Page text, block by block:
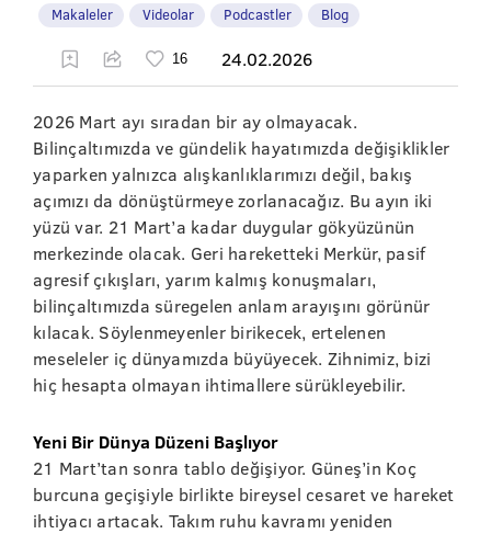
Makaleler Videolar Podcastler Blog
24.02.2026
2026 Mart ayı sıradan bir ay olmayacak.
Bilinçaltımızda ve gündelik hayatımızda değişiklikler
yaparken yalnızca alışkanlıklarımızı değil, bakış
açımızı da dönüştürmeye zorlanacağız. Bu ayın iki
yüzü var. 21 Mart’a kadar duygular gökyüzünün
merkezinde olacak. Geri hareketteki Merkür, pasif
agresif çıkışları, yarım kalmış konuşmaları,
bilinçaltımızda süregelen anlam arayışını görünür
kılacak. Söylenmeyenler birikecek, ertelenen
meseleler iç dünyamızda büyüyecek. Zihnimiz, bizi
hiç hesapta olmayan ihtimallere sürükleyebilir.
Yeni Bir Dünya Düzeni Başlıyor
21 Mart’tan sonra tablo değişiyor. Güneş’in Koç
burcuna geçişiyle birlikte bireysel cesaret ve hareket
ihtiyacı artacak. Takım ruhu kavramı yeniden